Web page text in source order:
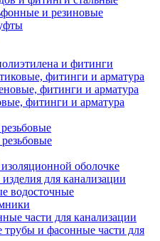
и резиновые
и фитинги
фитинги и арматура
фитинги и арматура
фитинги и арматура
оболочке
для канализации
водосточные
части для канализации
и фасонные части для